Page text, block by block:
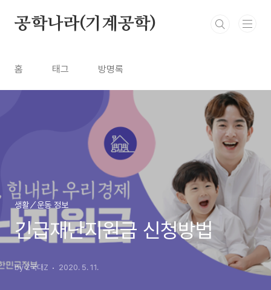
공학나라(기계공학)
홈 태그 방명록
생활／운동 정보
긴급재난지원금 신청방법
by Z국대Z 2020. 5. 11.